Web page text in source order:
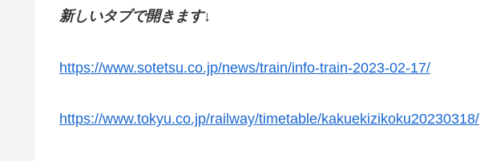
新しいタブで開きます↓
https://www.sotetsu.co.jp/news/train/info-train-2023-02-17/
https://www.tokyu.co.jp/railway/timetable/kakuekizikoku20230318/